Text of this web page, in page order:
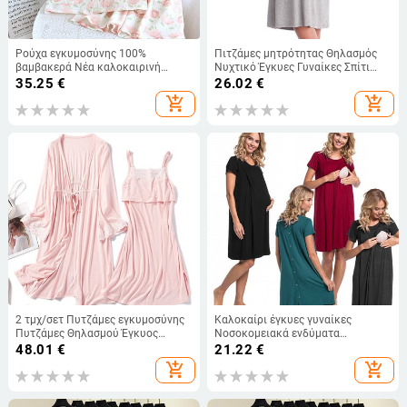
Ρούχα εγκυμοσύνης 100%
βαμβακερά Νέα καλοκαιρινή
πιτζάμες με λουλούδια για
θηλάζουσες μητέρες Νυχτερινή
ζακέτα με κοντό μανίκι
35.25 €
add_shopping_cart
Πιτζάμες μητρότητας Θηλασμός
Νυχτικό Έγκυες Γυναίκες Σπίτι
Σίτιση Πυζά Φορέματα Νυχτικό
Νοσοκομείου Νοσηλευτικής
εγκυμοσύνης
26.02 €
add_shopping_cart
2 τμχ/σετ Πυτζάμες εγκυμοσύνης
Πυτζάμες Θηλασμού Έγκυος
Γυναίκα Σφεντίνα Θηλασμό
Νυχτικό Γυναικείας Γυναικείας
Γυναικείας Γυναικείας Ρόμπα
48.01 €
add_shopping_cart
Καλοκαίρι έγκυες γυναίκες
Νοσοκομειακά ενδύματα
νοσηλευτικής εγκυμοσύνης
Πυζόνια συνονθύλευμα Θηλασμός
Φορέματα για μωρά μαμά Casual
21.22 €
add_shopping_cart